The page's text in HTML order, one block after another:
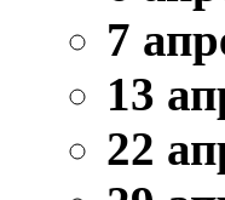
7
13
22